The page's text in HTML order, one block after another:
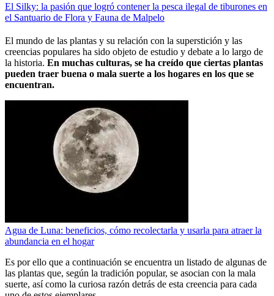
El Silky: la pasión que logró contener la pesca ilegal de tiburones en
el Santuario de Flora y Fauna de Malpelo
El mundo de las plantas y su relación con la superstición y las
creencias populares ha sido objeto de estudio y debate a lo largo de
la historia. En muchas culturas, se ha creído que ciertas plantas
pueden traer buena o mala suerte a los hogares en los que se
encuentran.
Agua de Luna: beneficios, cómo recolectarla y usarla para atraer la
abundancia en el hogar
Es por ello que a continuación se encuentra un listado de algunas de
las plantas que, según la tradición popular, se asocian con la mala
suerte, así como la curiosa razón detrás de esta creencia para cada